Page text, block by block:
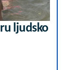
ljudsko